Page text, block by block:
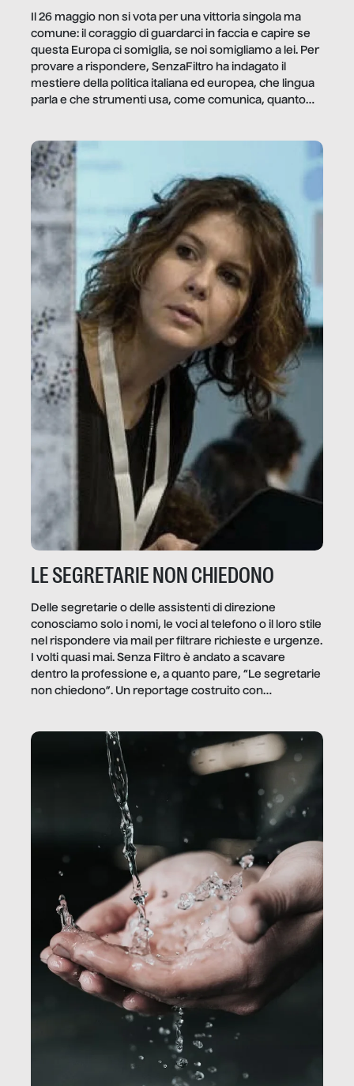
Il 26 maggio non si vota per una vittoria singola ma
comune: il coraggio di guardarci in faccia e capire se
questa Europa ci somiglia, se noi somigliamo a lei. Per
provare a rispondere, SenzaFiltro ha indagato il
mestiere della politica italiana ed europea, che lingua
parla e che strumenti usa, come comunica, quanto
LE SEGRETARIE NON CHIEDONO
Delle segretarie o delle assistenti di direzione
conosciamo solo i nomi, le voci al telefono o il loro stile
nel rispondere via mail per filtrare richieste e urgenze.
I volti quasi mai. Senza Filtro è andato a scavare
dentro la professione e, a quanto pare, “Le segretarie
non chiedono”. Un reportage costruito con